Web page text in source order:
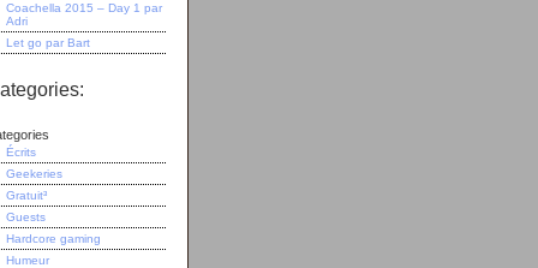
Coachella 2015 – Day 1 par
Adri
Let go par Bart
Écrits
Geekeries
Gratuit³
Guests
Hardcore gaming
Humeur